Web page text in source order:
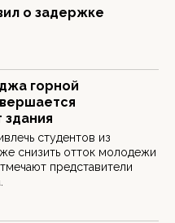
о задержке
горной
здания
студентов из
снизить отток молодежи
представители